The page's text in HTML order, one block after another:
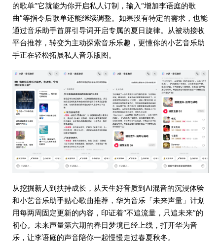
的歌单”它就能为你开启私人订制，输入“增加李语庭的歌
曲”等指令后歌单还能继续调整。如果没有特定的需求，也能
通过音乐助手首屏引导词开启专属的夏日旋律。从被动接收
平台推荐，转变为主动探索音乐乐趣，更懂你的小艺音乐助
手正在轻松拓展私人音乐版图。
从挖掘新人到扶持成长，从天生好音质到AI混音的沉浸体验
和小艺音乐助手贴心歌曲推荐，华为音乐「未来声量」计划
用每两周固定更新的内容，印证着“不追流量，只追未来”的
初心。未来声量第六期的春日梦境已经上线，打开华为音
乐，让李语庭的声音陪你一起慢慢走过春夏秋冬。